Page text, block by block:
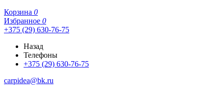
Корзина 0
Избранное 0
+375 (29) 630-76-75
Назад
Телефоны
+375 (29) 630-76-75
carpidea@bk.ru